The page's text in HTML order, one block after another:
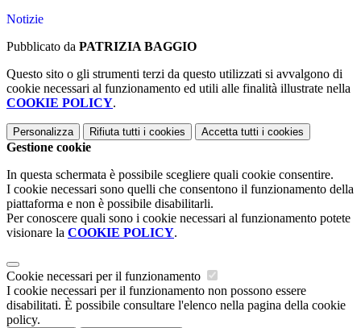
Notizie
Pubblicato da PATRIZIA BAGGIO
Questo sito o gli strumenti terzi da questo utilizzati si avvalgono di
cookie necessari al funzionamento ed utili alle finalità illustrate nella
COOKIE POLICY.
Personalizza Rifiuta tutti i cookies Accetta tutti i cookies
Gestione cookie
In questa schermata è possibile scegliere quali cookie consentire.
I cookie necessari sono quelli che consentono il funzionamento della
piattaforma e non è possibile disabilitarli.
Per conoscere quali sono i cookie necessari al funzionamento potete
visionare la COOKIE POLICY.
Cookie necessari per il funzionamento
I cookie necessari per il funzionamento non possono essere
disabilitati. È possibile consultare l'elenco nella pagina della cookie
policy.